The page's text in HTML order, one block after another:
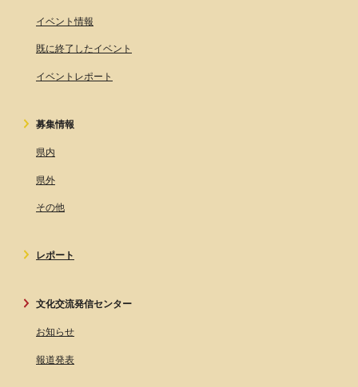
イベント情報
既に終了したイベント
イベントレポート
募集情報
県内
県外
その他
レポート
文化交流発信センター
お知らせ
報道発表